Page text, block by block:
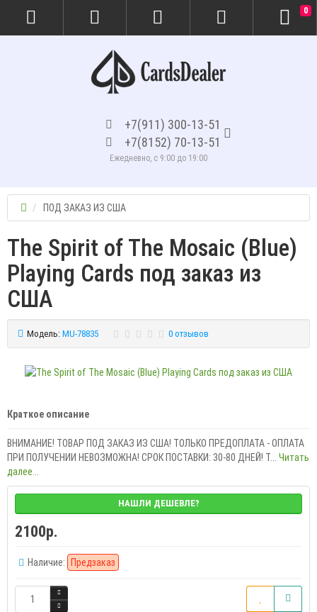
+7(911) 300-13-51
+7(8152) 70-13-51
Ежедневно, с 9:00 до 19:00
0
ПОД ЗАКАЗ ИЗ США
The Spirit of The Mosaic (Blue)
Playing Cards под заказ из
США
Модель: MU-78835 0 отзывов
Краткое описание
ВНИМАНИЕ! ТОВАР ПОД ЗАКАЗ ИЗ США! ТОЛЬКО ПРЕДОПЛАТА - ОПЛАТА
ПРИ ПОЛУЧЕНИИ НЕВОЗМОЖНА! СРОК ПОСТАВКИ: 30-80 ДНЕЙ! T... Читать
далее...
НАШЛИ ДЕШЕВЛЕ?
2100р.
Наличие: Предзаказ